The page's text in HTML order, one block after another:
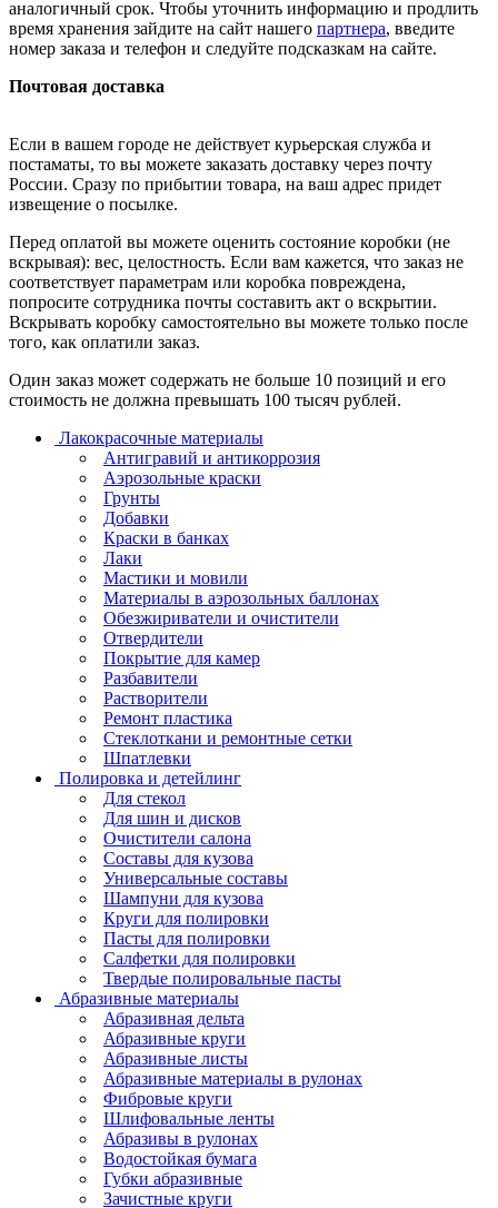
аналогичный срок. Чтобы уточнить информацию и продлить
время хранения зайдите на сайт нашего партнера, введите
номер заказа и телефон и следуйте подсказкам на сайте.
Почтовая доставка
Если в вашем городе не действует курьерская служба и
постаматы, то вы можете заказать доставку через почту
России. Сразу по прибытии товара, на ваш адрес придет
извещение о посылке.
Перед оплатой вы можете оценить состояние коробки (не
вскрывая): вес, целостность. Если вам кажется, что заказ не
соответствует параметрам или коробка повреждена,
попросите сотрудника почты составить акт о вскрытии.
Вскрывать коробку самостоятельно вы можете только после
того, как оплатили заказ.
Один заказ может содержать не больше 10 позиций и его
стоимость не должна превышать 100 тысяч рублей.
Лакокрасочные материалы
Антигравий и антикоррозия
Аэрозольные краски
Грунты
Добавки
Краски в банках
Лаки
Мастики и мовили
Материалы в аэрозольных баллонах
Обезжириватели и очистители
Отвердители
Покрытие для камер
Разбавители
Растворители
Ремонт пластика
Стеклоткани и ремонтные сетки
Шпатлевки
Полировка и детейлинг
Для стекол
Для шин и дисков
Очистители салона
Составы для кузова
Универсальные составы
Шампуни для кузова
Круги для полировки
Пасты для полировки
Салфетки для полировки
Твердые полировальные пасты
Абразивные материалы
Абразивная дельта
Абразивные круги
Абразивные листы
Абразивные материалы в рулонах
Фибровые круги
Шлифовальные ленты
Абразивы в рулонах
Водостойкая бумага
Губки абразивные
Зачистные круги